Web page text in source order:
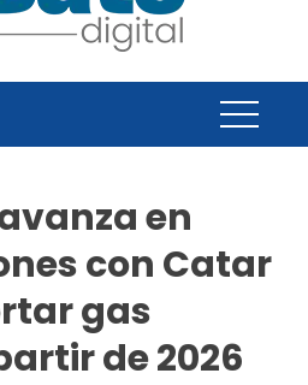
en
con Catar
gas
de 2026